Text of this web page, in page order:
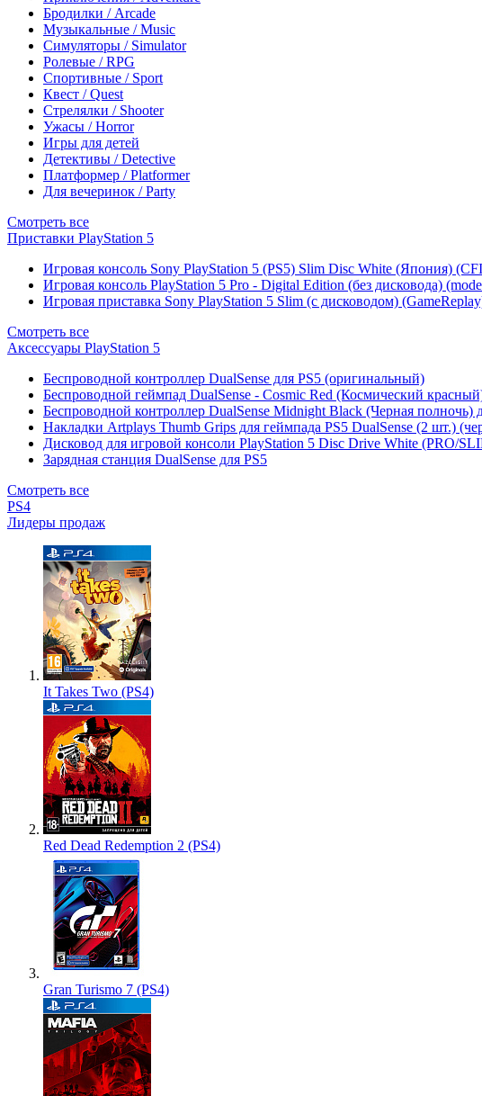
Бродилки / Arcade
Музыкальные / Music
Симуляторы / Simulator
Ролевые / RPG
Спортивные / Sport
Квест / Quest
Стрелялки / Shooter
Ужасы / Horror
Игры для детей
Детективы / Detective
Платформер / Platformer
Для вечеринок / Party
Смотреть все
Приставки PlayStation 5
Игровая консоль Sony PlayStation 5 (PS5) Slim Disc White (Япония)
Игровая консоль PlayStation 5 Pro - Digital Edition (без дисковода)
Игровая приставка Sony PlayStation 5 Slim (с дисководом)
Смотреть все
Аксессуары PlayStation 5
Беспроводной контроллер DualSense для PS5 (оригинальный)
Беспроводной геймпад DualSense - Cosmic Red (Космический
Беспроводной контроллер DualSense Midnight Black (Черная полночь)
Накладки Artplays Thumb Grips для геймпада PS5 DualSense (2 шт.)
Дисковод для игровой консоли PlayStation 5 Disc Drive White (PRO/
Зарядная станция DualSense для PS5
Смотреть все
PS4
Лидеры продаж
It Takes Two (PS4)
Red Dead Redemption 2 (PS4)
Gran Turismo 7 (PS4)